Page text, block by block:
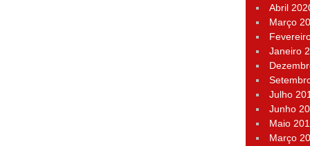
Abril
Março
Janeiro
Julho
Junho
Maio
Março